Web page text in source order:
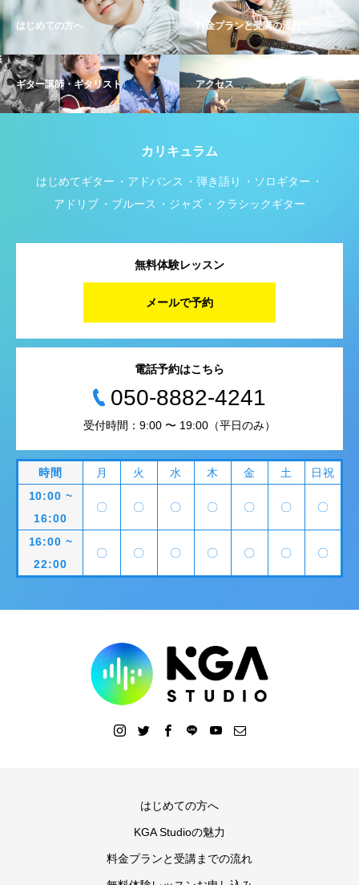
はじめての方へ 料金プランと受講の流れ
ギター講師・ギタリスト アクセス
カリキュラム
はじめてギター アドバンス 弾き語り
ソロギター
アドリブ
ブルース ジャズ クラシックギター
無料体験レッスン
メールで予約
電話予約はこちら
050-8882-4241
受付時間：9:00 〜 19:00（平日のみ）
時間 月 火 水 木 金 土
日祝
10:00 ~
16:00
〇 〇 〇 〇 〇 〇 〇
16:00 ~
22:00
〇 〇 〇 〇 〇 〇 〇
はじめての方へ
KGA Studioの魅力
料金プランと受講までの流れ